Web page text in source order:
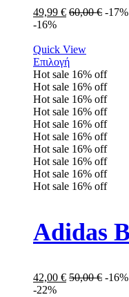
49,99 € 60,00€ -17%
-16%
Quick View
Επιλογή
Hot sale 16% off
Hot sale 16% off
Hot sale 16% off
Hot sale 16% off
Hot sale 16% off
Hot sale 16% off
Hot sale 16% off
Hot sale 16% off
Hot sale 16% off
Hot sale 16% off
Adidas
42,00 € 50,00€ -16%
-22%